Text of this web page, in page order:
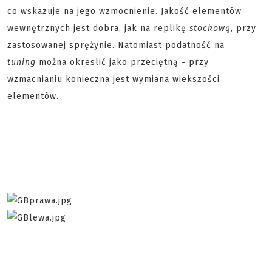
co wskazuje na jego wzmocnienie. Jakość elementów
wewnętrznych jest dobra, jak na replikę stockową, przy
zastosowanej sprężynie. Natomiast podatność na
tuning można okreslić jako przeciętną - przy
wzmacnianiu konieczna jest wymiana wiekszości
elementów.